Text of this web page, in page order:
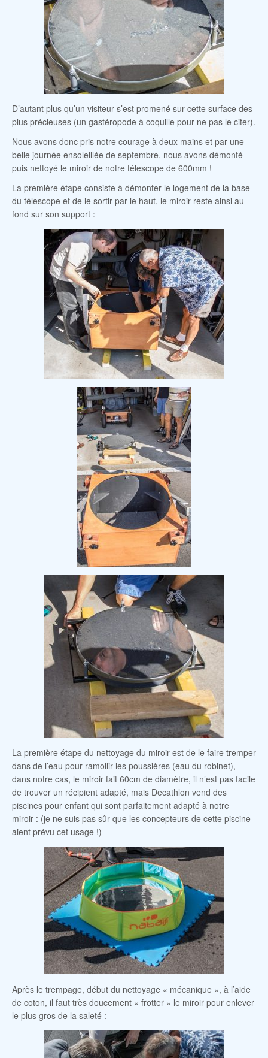
D’autant plus qu’un visiteur s’est promené sur cette surface des
plus précieuses (un gastéropode à coquille pour ne pas le citer).
Nous avons donc pris notre courage à deux mains et par une
belle journée ensoleillée de septembre, nous avons démonté
puis nettoyé le miroir de notre télescope de 600mm !
La première étape consiste à démonter le logement de la base
du télescope et de le sortir par le haut, le miroir reste ainsi au
fond sur son support :
La première étape du nettoyage du miroir est de le faire tremper
dans de l’eau pour ramollir les poussières (eau du robinet),
dans notre cas, le miroir fait 60cm de diamètre, il n’est pas facile
de trouver un récipient adapté, mais Decathlon vend des
piscines pour enfant qui sont parfaitement adapté à notre
miroir : (je ne suis pas sûr que les concepteurs de cette piscine
aient prévu cet usage !)
Après le trempage, début du nettoyage « mécanique », à l’aide
de coton, il faut très doucement « frotter » le miroir pour enlever
le plus gros de la saleté :